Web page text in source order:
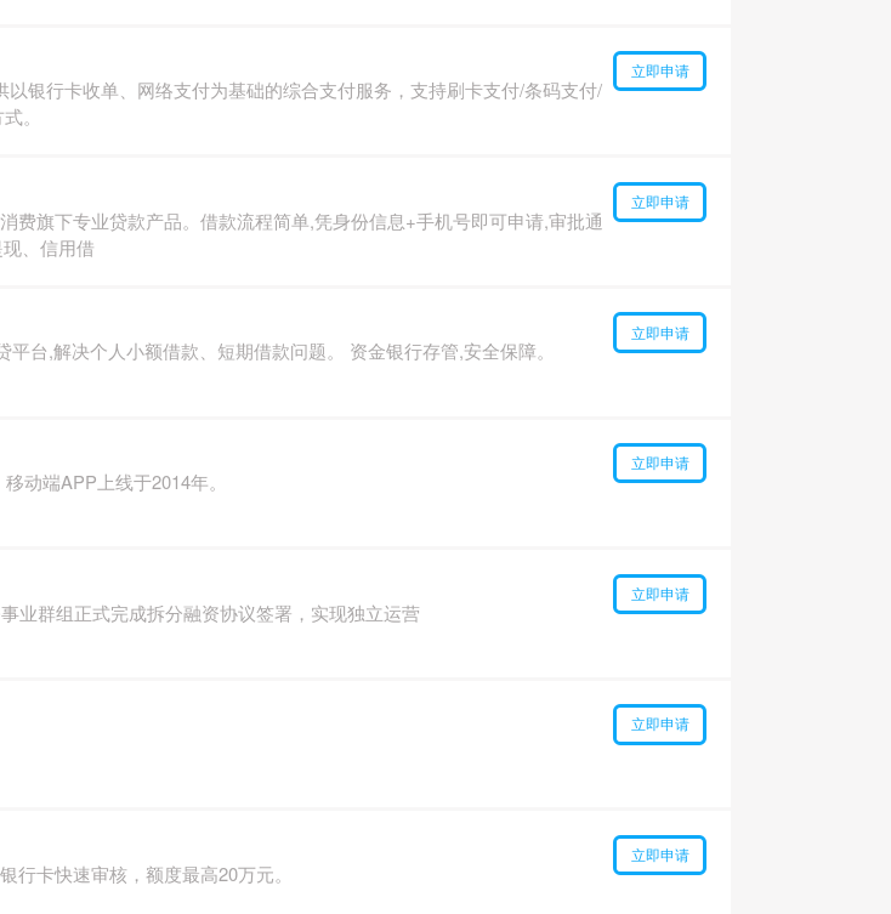
银行卡收单、网络支付为基础的综合支付服务，支持刷卡支付/条码支付/
。
立即申请
费旗下专业贷款产品。借款流程简单,凭身份信息+手机号即可申请,审批通
、信用借
立即申请
台,解决个人小额借款、短期借款问题。 资金银行存管,安全保障。
立即申请
动端APP上线于2014年。
立即申请
业群组正式完成拆分融资协议签署，实现独立运营
立即申请
立即申请
卡快速审核，额度最高20万元。
立即申请